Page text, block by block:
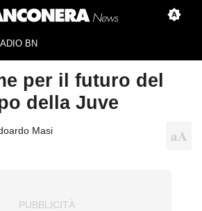
BN
per il futuro del
della Juve
Masi